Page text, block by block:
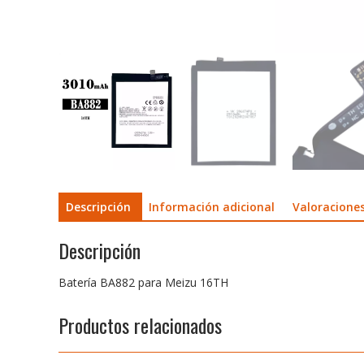
Descripción Información adicional
Descripción
Batería BA882 para Meizu 16TH
Productos relacionados